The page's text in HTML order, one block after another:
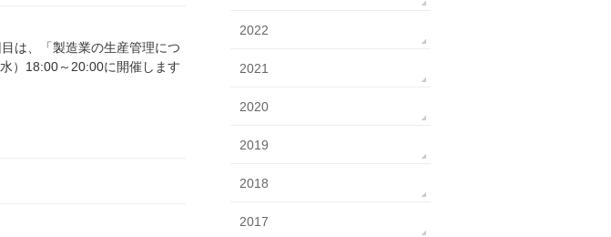
は、「製造業の生産管理につ
）18:00～20:00に開催します
2022
2021
2020
2019
2018
2017